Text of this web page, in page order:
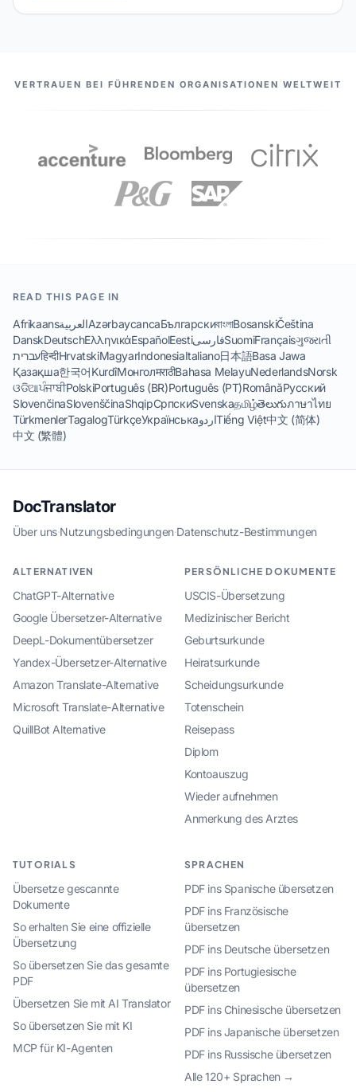
UNSERE PARTNER
VERTRAUEN BEI FÜHRENDEN ORGANISATIONEN WELTWEIT
READ THIS PAGE IN
AfrikaansالعربيةAzərbaycancaБългарскиবাংলাBosanskiČeština
DanskDeutschΕλληνικάEspañolEestiفارسیSuomiFrançaisગુજરાતી
עבריתहिन्दीHrvatskiMagyarIndonesiaItaliano日本語Basa Jawa
Қазақша한국어KurdîМонголमराठीBahasa MelayuNederlandsNorsk
ଓଡିଆਪੰਜਾਬੀPolskiPortuguês (BR)Português (PT)RomânăРусский
SlovenčinaSlovenščinaShqipСрпскиSvenskaதமிழ்తెలుగుภาษาไทย
TürkmenlerTagalogTürkçeУкраїнськаاردوTiếng Việt中文 (简体)
中文 (繁體)
DocTranslator
Über uns·Nutzungsbedingungen·Datenschutz-Bestimmungen
ALTERNATIVEN
ChatGPT-Alternative
Google Übersetzer-Alternative
DeepL-Dokumentübersetzer
Yandex-Übersetzer-Alternative
Amazon Translate-Alternative
Microsoft Translate-Alternative
QuillBot Alternative
PERSÖNLICHE DOKUMENTE
USCIS-Übersetzung
Medizinischer Bericht
Geburtsurkunde
Heiratsurkunde
Scheidungsurkunde
Totenschein
Reisepass
Diplom
Kontoauszug
Wieder aufnehmen
Anmerkung des Arztes
TUTORIALS
Übersetze gescannte
Dokumente
So erhalten Sie eine offizielle
Übersetzung
So übersetzen Sie das gesamte
PDF
Übersetzen Sie mit AI Translator
So übersetzen Sie mit KI
MCP für KI-Agenten
SPRACHEN
PDF ins Spanische übersetzen
PDF ins Französische
übersetzen
PDF ins Deutsche übersetzen
PDF ins Portugiesische
übersetzen
PDF ins Chinesische übersetzen
PDF ins Japanische übersetzen
PDF ins Russische übersetzen
Alle 120+ Sprachen →